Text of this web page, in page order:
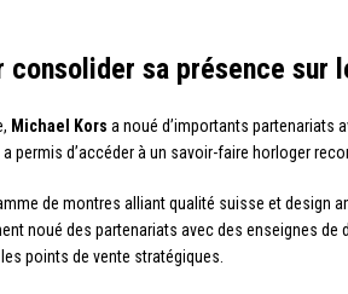
sa présence sur
Michael Kors a noué d’importants partenariats
permis d’accéder à un savoir-faire horloger
de montres alliant qualité suisse et design
noué des partenariats avec des enseignes
points de vente stratégiques.